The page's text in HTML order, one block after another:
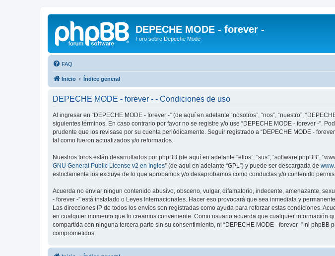
DEPECHE MODE - forever -
Foro sobre Depeche Mode
FAQ
Inicio Índice general
DEPECHE MODE - forever - - Condiciones de uso
Al ingresar en “DEPECHE MODE - forever -” (de aquí en adelante “nosotros”, “nos”, “nuestro”,
siguientes términos. En caso contrario por favor no se registre y/o use “DEPECHE MODE - forever -”.
prudente que los revisase por su cuenta periódicamente. Seguir registrado a “DEPECHE MODE -
tal como fueron actualizados y/o reformados.
Nuestros foros están desarrollados por phpBB (de aquí en adelante “ellos”, “sus”, “software phpBB”,
GNU General Public License v2 en Ingles” (de aquí en adelante “GPL”) y puede ser descargada de
estrictamente los excluye de lo que aprobamos y/o desaprobamos como conductas y/o contenido
Acuerda no enviar ningun contenido abusivo, obsceno, vulgar, difamatorio, indecente, amenazante,
- forever -” está instalado o Leyes Internacionales. Hacer eso provocará que sea inmediata y
Las direcciones IP de todos los envíos son registradas como ayuda para reforzar estas condiciones.
en cualquier momento que lo creamos conveniente. Como usuario acuerda que cualquier información
compartida con ninguna tercera parte sin su consentimiento, ni “DEPECHE MODE - forever -” ni
comprometidos.